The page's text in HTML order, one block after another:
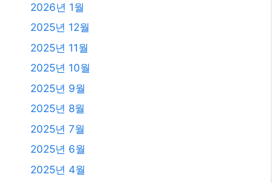
2026년 1월
2025년 12월
2025년 11월
2025년 10월
2025년 9월
2025년 8월
2025년 7월
2025년 6월
2025년 4월